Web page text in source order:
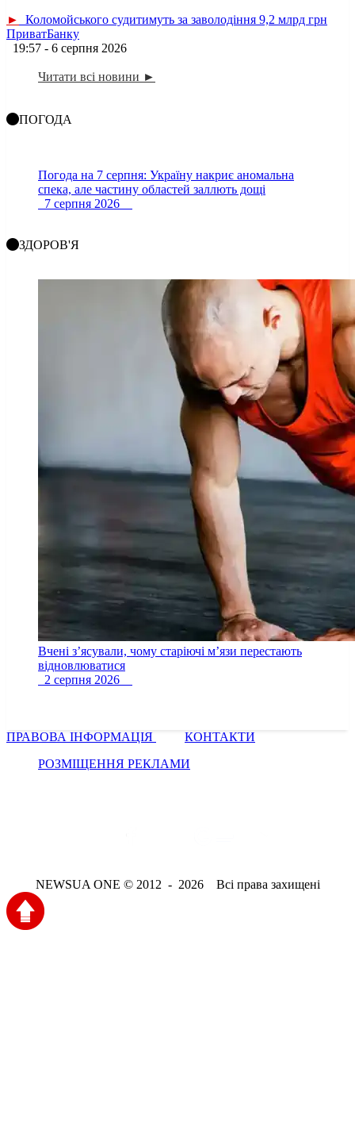
►
Коломойського судитимуть за заволодіння 9,2 млрд грн
ПриватБанку
19:57 - 6 серпня 2026
Читати всі новини ►
ПОГОДА
Погода на 7 серпня: Україну накриє аномальна
спека, але частину областей заллють дощі
7 серпня 2026
ЗДОРОВ'Я
Вчені з’ясували, чому старіючі м’язи перестають
відновлюватися
2 серпня 2026
ПРАВОВА ІНФОРМАЦІЯ
КОНТАКТИ
РОЗМІЩЕННЯ РЕКЛАМИ
NEWSUA ONE © 2012 - 2026 Всі права захищені